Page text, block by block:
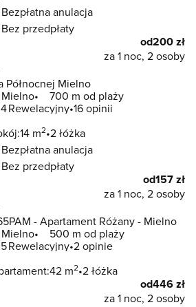
Bezpłatna anulacja
Bez przedpłaty
od200 zł
za 1 noc, 2 osoby
Północnej Mielno
Mielno
700 m od plaży
Rewelacyjny 16 opinii
14 m2 2 łóżka
Bezpłatna anulacja
Bez przedpłaty
od157 zł
za 1 noc, 2 osoby
- Apartament Różany - Mielno
Mielno
500 m od plaży
Rewelacyjny 2 opinie
42 m2 2 łóżka
od446 zł
za 1 noc, 2 osoby